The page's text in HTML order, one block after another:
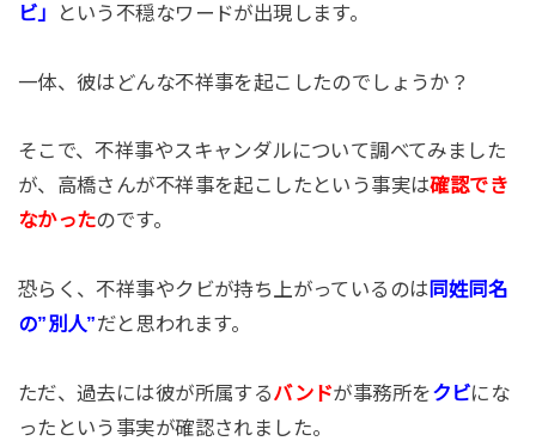
ビ」
という不穏なワードが出現します。
一体、彼はどんな不祥事を起こしたのでしょうか？
そこで、不祥事やスキャンダルについて調べてみました
が、高橋さんが不祥事を起こしたという事実は確認でき
なかったのです。
恐らく、不祥事やクビが持ち上がっているのは同姓同名
の”別人”だと思われます。
ただ、過去には彼が所属するバンドが事務所をクビにな
ったという事実が確認されました。